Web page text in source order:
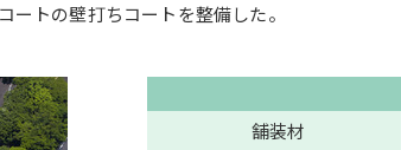
トの壁打ちコートを整備した。
舗装材